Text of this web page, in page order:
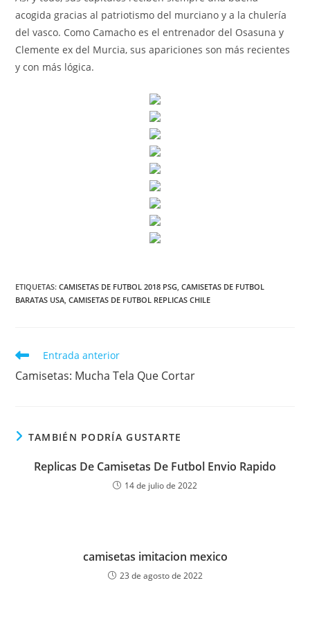
acogida gracias al patriotismo del murciano y a la chulería
del vasco. Como Camacho es el entrenador del Osasuna y
Clemente ex del Murcia, sus apariciones son más recientes
y con más lógica.
ETIQUETAS:CAMISETAS DE FUTBOL 2018 PSG, CAMISETAS DE FUTBOL
BARATAS USA, CAMISETAS DE FUTBOL REPLICAS CHILE
Leer
artículos
Entrada anterior
Camisetas: Mucha Tela Que Cortar
TAMBIÉN PODRÍA GUSTARTE
Replicas De Camisetas De Futbol Envio Rapido
14 de julio de 2022
camisetas imitacion mexico
23 de agosto de 2022